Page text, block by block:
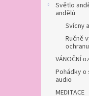
Světlo
andělů
Svícny
Ručně
VÁNOČNÍ
Pohádky o
audio
MEDITACE